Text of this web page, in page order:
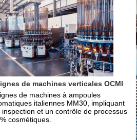
de machines verticales OCMI
de machines à ampoules
italiennes MM30, impliquant
inspection et un contrôle de processus
cosmétiques.